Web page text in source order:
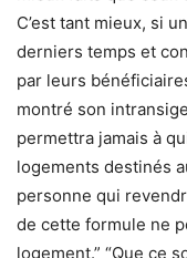
C’est tant mieux, si
derniers temps et
par leurs
montré son
permettra jamais à
logements destinés
personne qui
de cette formule ne
logement.” “Que ce